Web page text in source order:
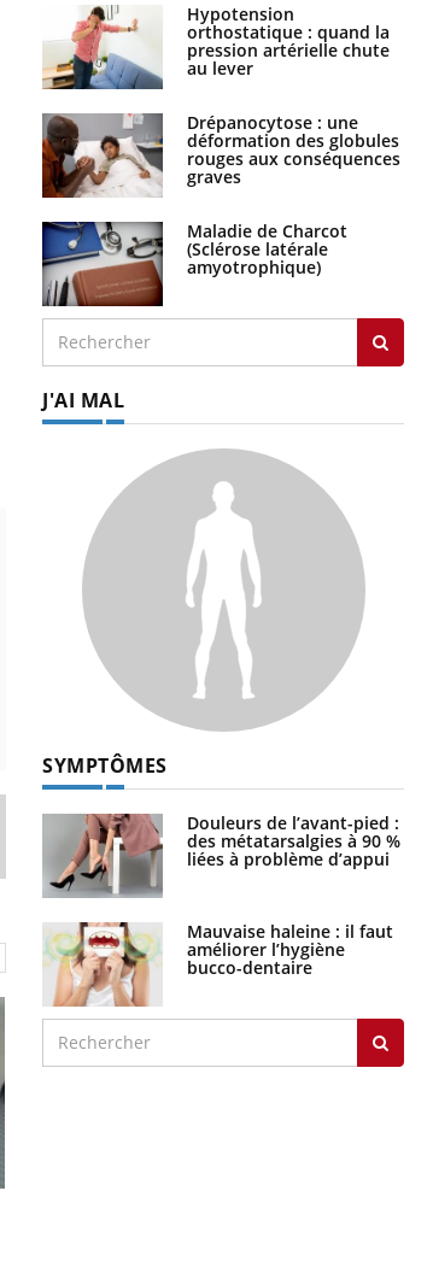
Hypotension
orthostatique : quand la
pression artérielle chute
au lever
Drépanocytose : une
déformation des globules
rouges aux conséquences
graves
Maladie de Charcot
(Sclérose latérale
amyotrophique)
J'AI MAL
SYMPTÔMES
Douleurs de l’avant-pied :
des métatarsalgies à 90 %
liées à problème d’appui
Mauvaise haleine : il faut
améliorer l’hygiène
bucco-dentaire